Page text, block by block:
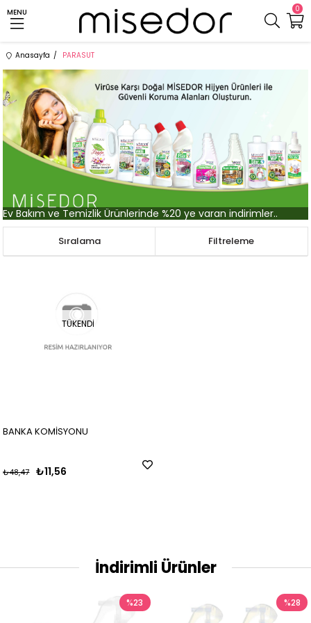
0
MENU
Anasayfa PARASUT
Ev Bakım ve Temizlik Ürünlerinde %20 ye varan indirimler..
Filtreleme
Sıralama
TÜKENDI
BANKA KOMİSYONU
₺11,56
₺48,47
İndirimli Ürünler
%23 %28